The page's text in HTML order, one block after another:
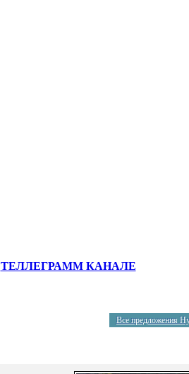
ТЕЛЛЕГРАММ КАНАЛЕ
Все предложения